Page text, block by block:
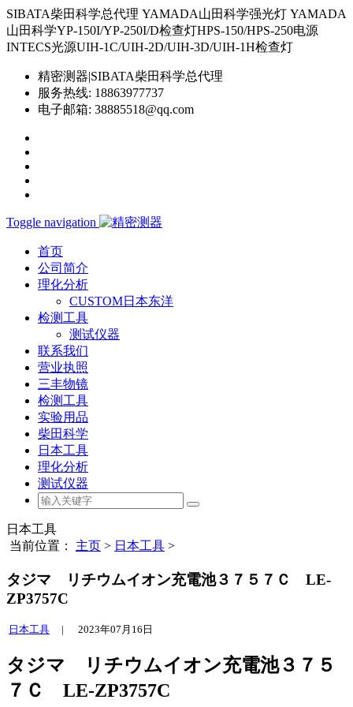
SIBATA柴田科学总代理 YAMADA山田科学强光灯 YAMADA
山田科学YP-150I/YP-250I/D检查灯HPS-150/HPS-250电源
INTECS光源UIH-1C/UIH-2D/UIH-3D/UIH-1H检查灯
精密测器|SIBATA柴田科学总代理
服务热线: 18863977737
电子邮箱: 38885518@qq.com
Toggle navigation
首页
公司简介
理化分析
CUSTOM日本东洋
检测工具
测试仪器
联系我们
营业执照
三丰物镜
检测工具
实验用品
柴田科学
日本工具
理化分析
测试仪器
日本工具
当前位置： 主页 > 日本工具 >
タジマ リチウムイオン充電池３７５７Ｃ LE-
ZP3757C
日本工具 | 2023年07月16日
タジマ リチウムイオン充電池３７５
７Ｃ LE-ZP3757C